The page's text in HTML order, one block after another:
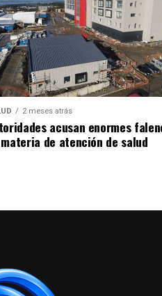
2 meses atrás
acusan enormes
de atención de salud